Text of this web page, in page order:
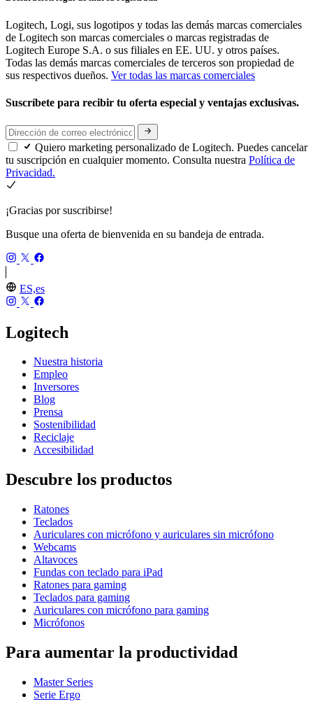
Logitech, Logi, sus logotipos y todas las demás marcas comerciales
de Logitech son marcas comerciales o marcas registradas de
Logitech Europe S.A. o sus filiales en EE. UU. y otros países.
Todas las demás marcas comerciales de terceros son propiedad de
sus respectivos dueños. Ver todas las marcas comerciales
Suscríbete para recibir tu oferta especial y ventajas exclusivas.
Quiero marketing personalizado de Logitech. Puedes cancelar
tu suscripción en cualquier momento. Consulta nuestra Política de
Privacidad.
¡Gracias por suscribirse!
Busque una oferta de bienvenida en su bandeja de entrada.
ES,es
Logitech
Nuestra historia
Empleo
Inversores
Blog
Prensa
Sostenibilidad
Reciclaje
Accesibilidad
Descubre los productos
Ratones
Teclados
Auriculares con micrófono y auriculares sin micrófono
Webcams
Altavoces
Fundas con teclado para iPad
Ratones para gaming
Teclados para gaming
Auriculares con micrófono para gaming
Micrófonos
Para aumentar la productividad
Master Series
Serie Ergo